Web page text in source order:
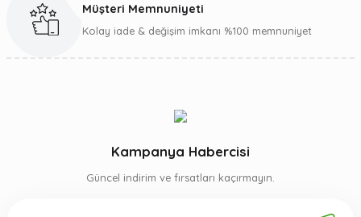
Gönder
Müşteri Memnuniyeti
Kolay iade & değişim imkanı %100 memnuniyet
Kampanya Habercisi
Güncel indirim ve fırsatları kaçırmayın.